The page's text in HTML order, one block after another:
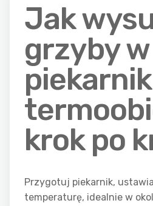
Jak
grzyby w
krok po
Przygotuj piekarnik,
temperaturę, idealnie w